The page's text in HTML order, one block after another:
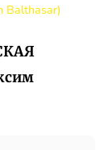
Balthasar)